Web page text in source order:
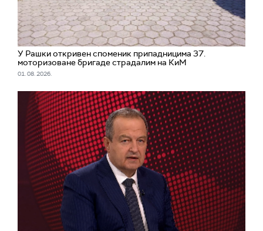
У Рашки откривен споменик припадницима 37.
моторизоване бригаде страдалим на КиМ
01. 08. 2026.